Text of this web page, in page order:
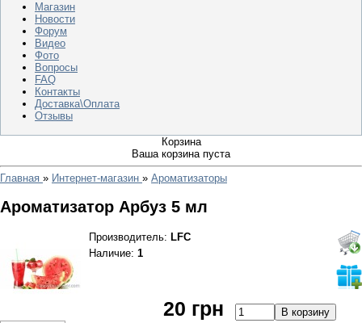
Магазин
Новости
Форум
Видео
Фото
Вопросы
FAQ
Контакты
Доставка\Оплата
Отзывы
Корзина
Ваша корзина пуста
Главная » Интернет-магазин » Ароматизаторы
Ароматизатор Арбуз 5 мл
Производитель: LFC
Наличие: 1
20 грн